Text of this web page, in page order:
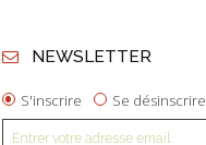
NEWSLETTER
S'inscrire Se désinscrire